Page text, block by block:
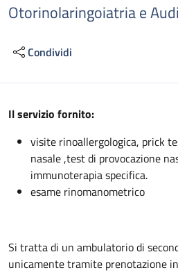
Otorinolaringoiatria e
Condividi
Descrizione
Il servizio fornito:
visite rinoallergologica, prick
nasale ,test di provocazione
immunoterapia specifica.
esame rinomanometrico
Si tratta di un ambulatorio di
unicamente tramite prenotazione